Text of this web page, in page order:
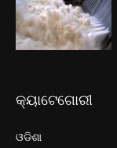
କ୍ୟାଟେଗୋରୀ
ଓଡିଶା